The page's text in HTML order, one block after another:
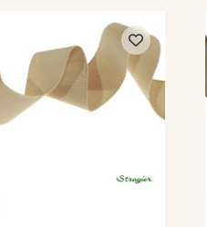
913 - Noir